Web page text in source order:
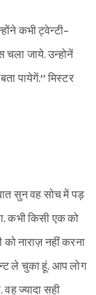
कभी ट्वेन्टी-
चला जाये. उन्होनें
पायेगें.’’ मिस्टर
सुन वह सोच में पड़
कभी किसी एक को
नाराज़ नहीं करना
ले चुका हूं. आप लोग
ज्यादा सही